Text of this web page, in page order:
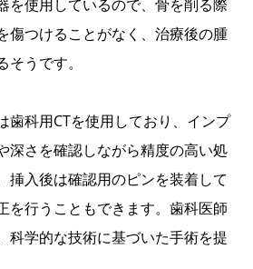
を使用しているので、骨を削る際
傷つけることがなく、治療後の腫
うです。
歯科用CTを使用しており、インプ
深さを確認しながら精度の高い処
挿入後は確認用のピンを装着して
を行うこともできます。歯科医師
科学的な技術に基づいた手術を提